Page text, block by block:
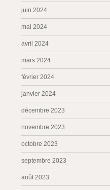
juin 2024
mai 2024
avril 2024
mars 2024
février 2024
janvier 2024
décembre 2023
novembre 2023
octobre 2023
septembre 2023
août 2023